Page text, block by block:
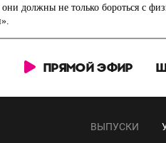
должны не только бороться с